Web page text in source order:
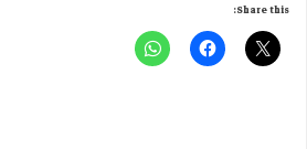
Share this: